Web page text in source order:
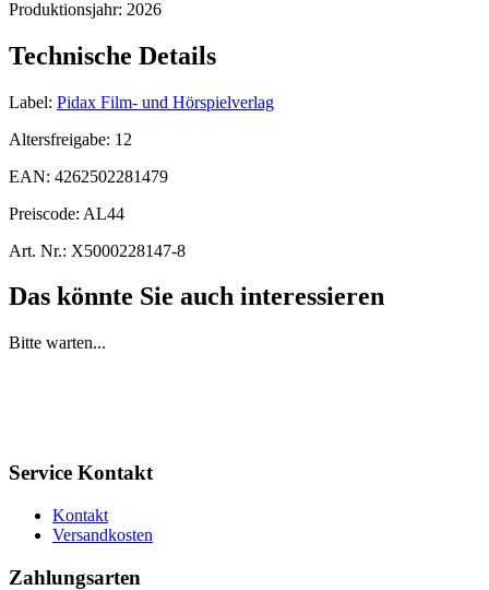
Produktionsjahr: 2026
Technische Details
Label: Pidax Film- und Hörspielverlag
Altersfreigabe: 12
EAN: 4262502281479
Preiscode: AL44
Art. Nr.: X5000228147-8
Das könnte Sie auch interessieren
Bitte warten...
Service Kontakt
Kontakt
Versandkosten
Zahlungsarten